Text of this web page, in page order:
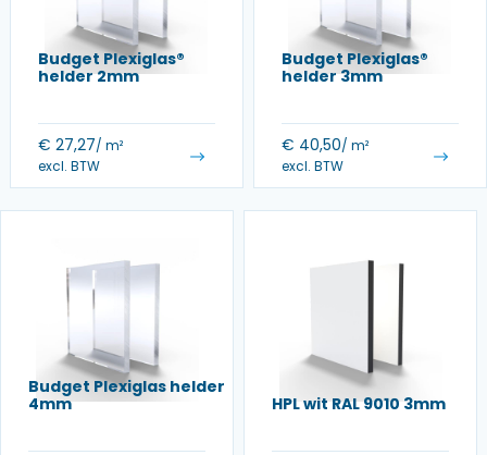
Budget Plexiglas®
helder 2mm
€ 27,27/ m²
excl. BTW
Budget Plexiglas®
helder 3mm
€ 40,50/ m²
excl. BTW
Budget Plexiglas helder
4mm
HPL wit RAL 9010 3mm